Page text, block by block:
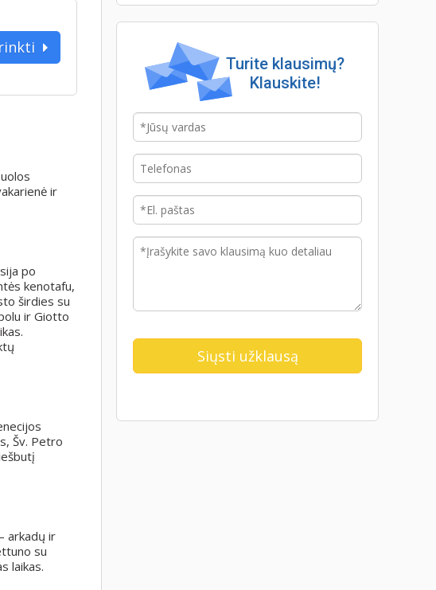
ir
po
kenotafu,
širdies su
ir Giotto
Šv. Petro
arkadų ir
su
laikas.
Turite klausimų?
Klauskite!